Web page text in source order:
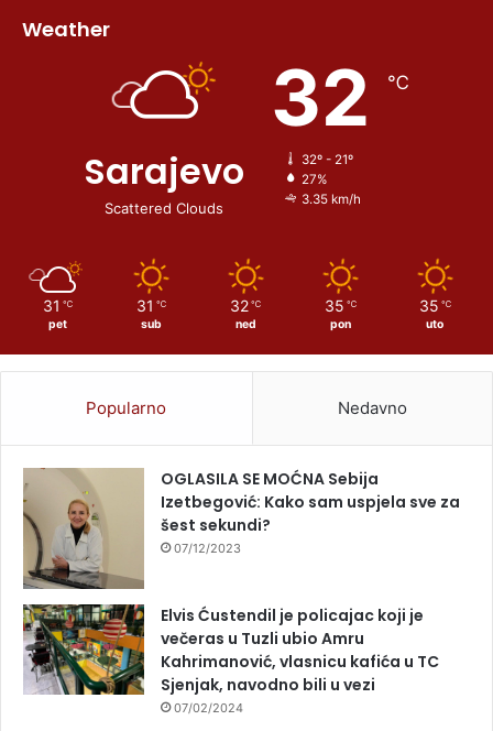
Weather
Sarajevo
Scattered Clouds
32 ℃
32º - 21º
27%
3.35 km/h
31 ℃
pet
31 ℃
sub
32 ℃
ned
35 ℃
pon
35 ℃
uto
Popularno Nedavno
OGLASILA SE MOĆNA Sebija
Izetbegović: Kako sam uspjela sve za
šest sekundi?
07/12/2023
Elvis Ćustendil je policajac koji je
večeras u Tuzli ubio Amru
Kahrimanović, vlasnicu kafića u TC
Sjenjak, navodno bili u vezi
07/02/2024